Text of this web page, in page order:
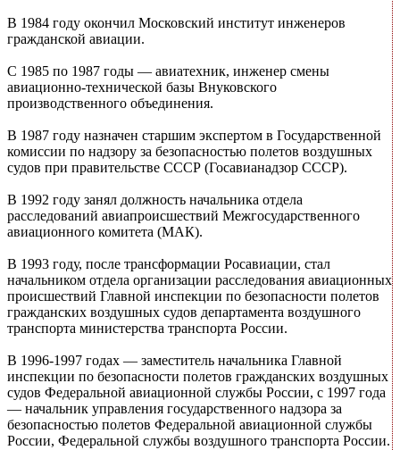
В 1984 году окончил Московский институт инженеров
гражданской авиации.
С 1985 по 1987 годы — авиатехник, инженер смены
авиационно-технической базы Внуковского
производственного объединения.
В 1987 году назначен старшим экспертом в Государственной
комиссии по надзору за безопасностью полетов воздушных
судов при правительстве СССР (Госавианадзор СССР).
В 1992 году занял должность начальника отдела
расследований авиапроисшествий Межгосударственного
авиационного комитета (МАК).
В 1993 году, после трансформации Росавиации, стал
начальником отдела организации расследования авиационных
происшествий Главной инспекции по безопасности полетов
гражданских воздушных судов департамента воздушного
транспорта министерства транспорта России.
В 1996-1997 годах — заместитель начальника Главной
инспекции по безопасности полетов гражданских воздушных
судов Федеральной авиационной службы России, с 1997 года
— начальник управления государственного надзора за
безопасностью полетов Федеральной авиационной службы
России, Федеральной службы воздушного транспорта России.